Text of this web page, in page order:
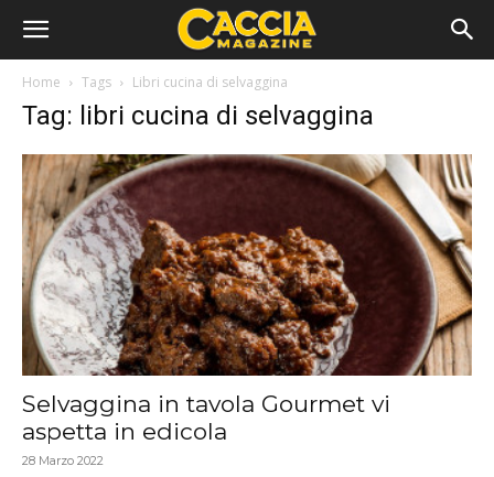
Home Tags Libri cucina di selvaggina
Tag: libri cucina di selvaggina
Selvaggina in tavola Gourmet vi
aspetta in edicola
28 Marzo 2022